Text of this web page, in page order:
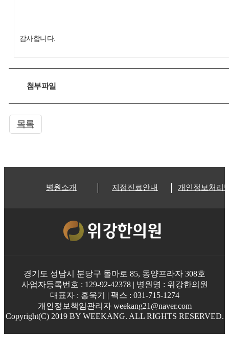
감사합니다.
첨부파일
목록
병원소개 지점진료안내 개인정보처리
경기도 성남시 분당구 돌마로 85, 동양프라자 308호
사업자등록번호 : 129-92-42378 | 병원명 : 위강한의원
대표자 : 홍욱기 | 팩스 : 031-715-1274
개인정보책임관리자 weekang21@naver.com
Copyright(C) 2019 BY WEEKANG. ALL RIGHTS RESERVED.